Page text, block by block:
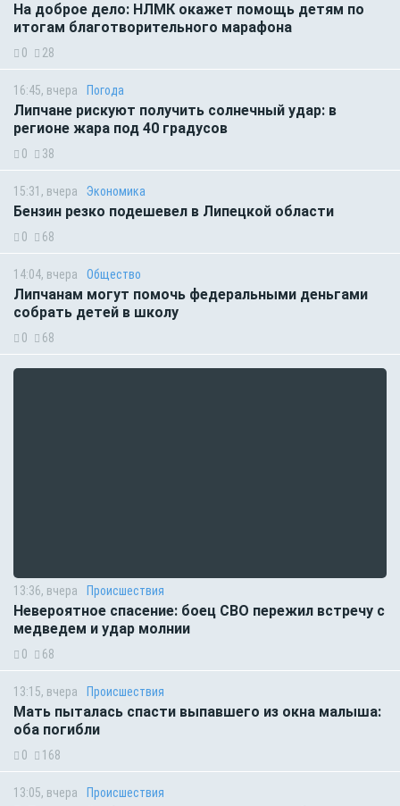
На доброе дело: НЛМК окажет помощь детям по
итогам благотворительного марафона
0 28
16:45, вчера Погода
Липчане рискуют получить солнечный удар: в
регионе жара под 40 градусов
0 38
15:31, вчера Экономика
Бензин резко подешевел в Липецкой области
0 68
14:04, вчера Общество
Липчанам могут помочь федеральными деньгами
собрать детей в школу
0 68
13:36, вчера Происшествия
Невероятное спасение: боец СВО пережил встречу с
медведем и удар молнии
0 68
13:15, вчера Происшествия
Мать пыталась спасти выпавшего из окна малыша:
оба погибли
0 168
13:05, вчера Происшествия